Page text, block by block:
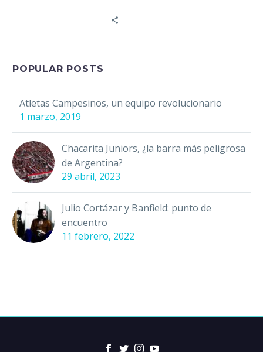
POPULAR POSTS
Atletas Campesinos, un equipo revolucionario
1 marzo, 2019
Chacarita Juniors, ¿la barra más peligrosa
de Argentina?
29 abril, 2023
Julio Cortázar y Banfield: punto de
encuentro
11 febrero, 2022